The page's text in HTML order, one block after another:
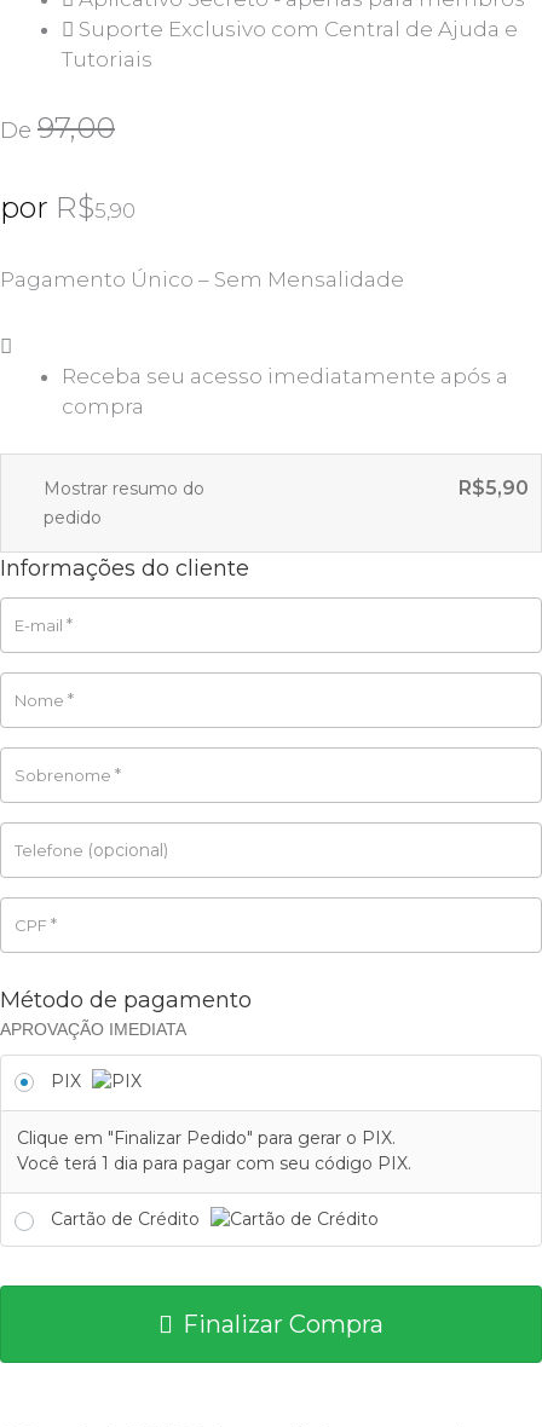
Suporte Exclusivo com Central de Ajuda e
Tutoriais
De 97,00
por R$5,90
Pagamento Único – Sem Mensalidade
Receba seu acesso imediatamente após a
compra
Mostrar resumo do
pedido
R$5,90
Informações do cliente
E-mail *
Nome *
Sobrenome *
Telefone (opcional)
CPF *
Método de pagamento
APROVAÇÃO IMEDIATA
PIX
Clique em "Finalizar Pedido" para gerar o PIX.
Você terá 1 dia para pagar com seu código PIX.
Cartão de Crédito
Finalizar Compra